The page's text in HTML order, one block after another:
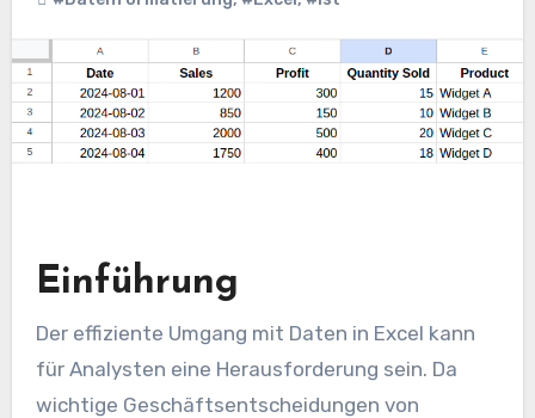
Einführung
Der effiziente Umgang mit Daten in Excel kann
für Analysten eine Herausforderung sein. Da
wichtige Geschäftsentscheidungen von